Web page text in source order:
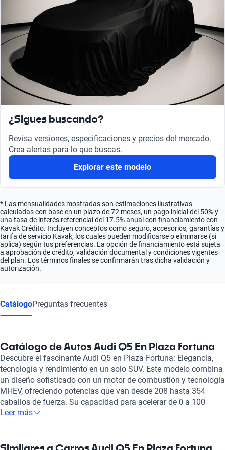
¿Sigues buscando?
Revisa versiones, especificaciones y precios del mercado.
Crea alertas para lo que buscas.
Explorar este modelo
* Las mensualidades mostradas son estimaciones ilustrativas
calculadas con base en un plazo de 72 meses, un pago inicial del 50% y
una tasa de interés referencial del 17.5% anual con financiamiento con
Kavak Crédito. Incluyen conceptos como seguro, accesorios, garantías y
tarifa de servicio Kavak, los cuales pueden modificarse o eliminarse (si
aplica) según tus preferencias. La opción de financiamiento está sujeta
a aprobación de crédito, validación documental y condiciones vigentes
del plan. Los términos finales se confirmarán tras dicha validación y
autorización.
CatálogoPreguntas frecuentes
Catálogo de Autos Audi Q5 En Plaza Fortuna
Descubre el fascinante Audi Q5 en Plaza Fortuna: Elegancia,
tecnología y rendimiento en un solo SUV. Este modelo combina
un diseño sofisticado con un motor de combustión y tecnología
MHEV, ofreciendo potencias que van desde 208 hasta 354
caballos de fuerza. Su capacidad para acelerar de 0 a 100
km/h en solo 4.9 a 7.2 segundos lo convierte en una opción
equipado, con capacidad para cinco pasajeros y asientos de
Leer más